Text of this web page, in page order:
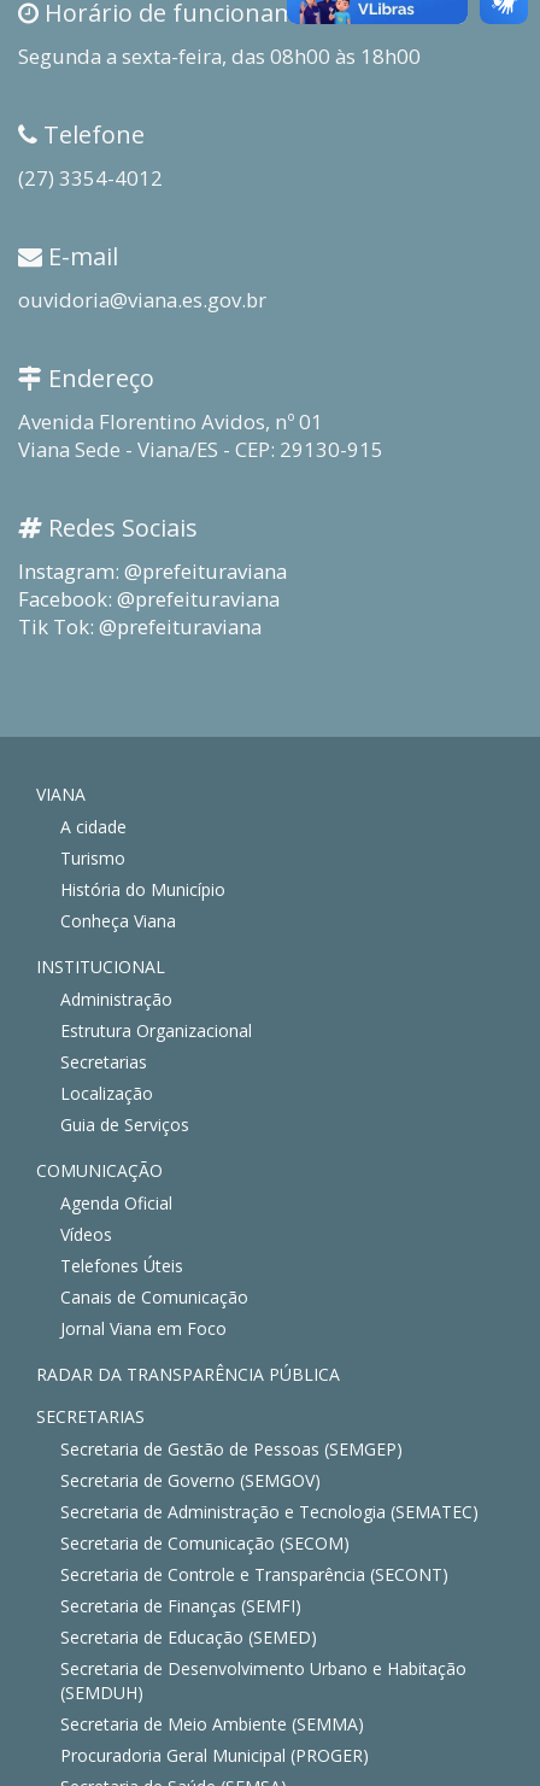
Horário de funcionamento
Segunda a sexta-feira, das 08h00 às 18h00
Telefone
(27) 3354-4012
E-mail
ouvidoria@viana.es.gov.br
Endereço
Avenida Florentino Avidos, nº 01
Viana Sede - Viana/ES - CEP: 29130-915
Redes Sociais
Instagram: @prefeituraviana
Facebook: @prefeituraviana
Tik Tok: @prefeituraviana
VIANA
A cidade
Turismo
História do Município
Conheça Viana
INSTITUCIONAL
Administração
Estrutura Organizacional
Secretarias
Localização
Guia de Serviços
COMUNICAÇÃO
Agenda Oficial
Vídeos
Telefones Úteis
Canais de Comunicação
Jornal Viana em Foco
RADAR DA TRANSPARÊNCIA PÚBLICA
SECRETARIAS
Secretaria de Gestão de Pessoas (SEMGEP)
Secretaria de Governo (SEMGOV)
Secretaria de Administração e Tecnologia (SEMATEC)
Secretaria de Comunicação (SECOM)
Secretaria de Controle e Transparência (SECONT)
Secretaria de Finanças (SEMFI)
Secretaria de Educação (SEMED)
Secretaria de Desenvolvimento Urbano e Habitação
(SEMDUH)
Secretaria de Meio Ambiente (SEMMA)
Procuradoria Geral Municipal (PROGER)